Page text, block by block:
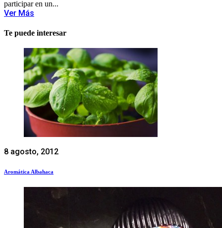
participar en un...
Ver Más
Te puede interesar
8 agosto, 2012
Aromática Albahaca